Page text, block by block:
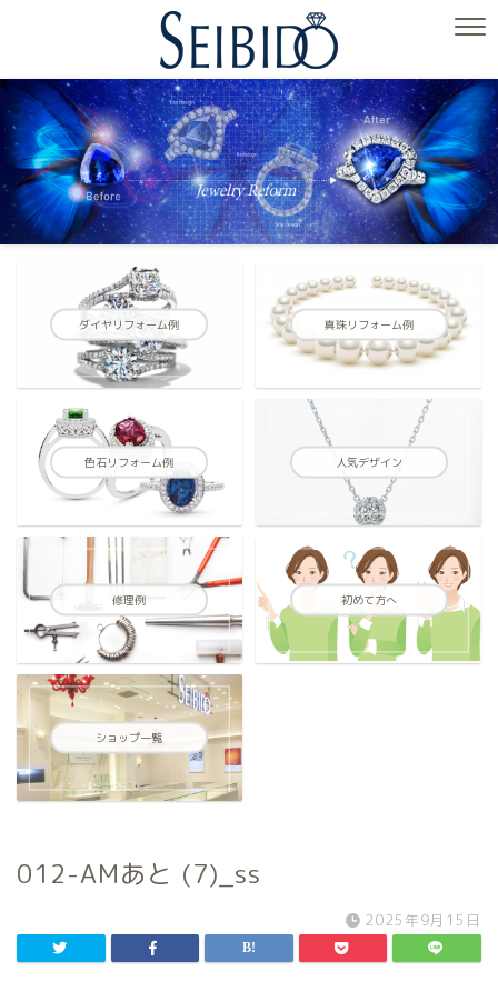
ダイヤリフォーム例 真珠リフォーム例
色石リフォーム例 人気デザイン
修理例 初めて方へ
ショップ一覧
012-AMあと (7)_ss
2025年9月15日